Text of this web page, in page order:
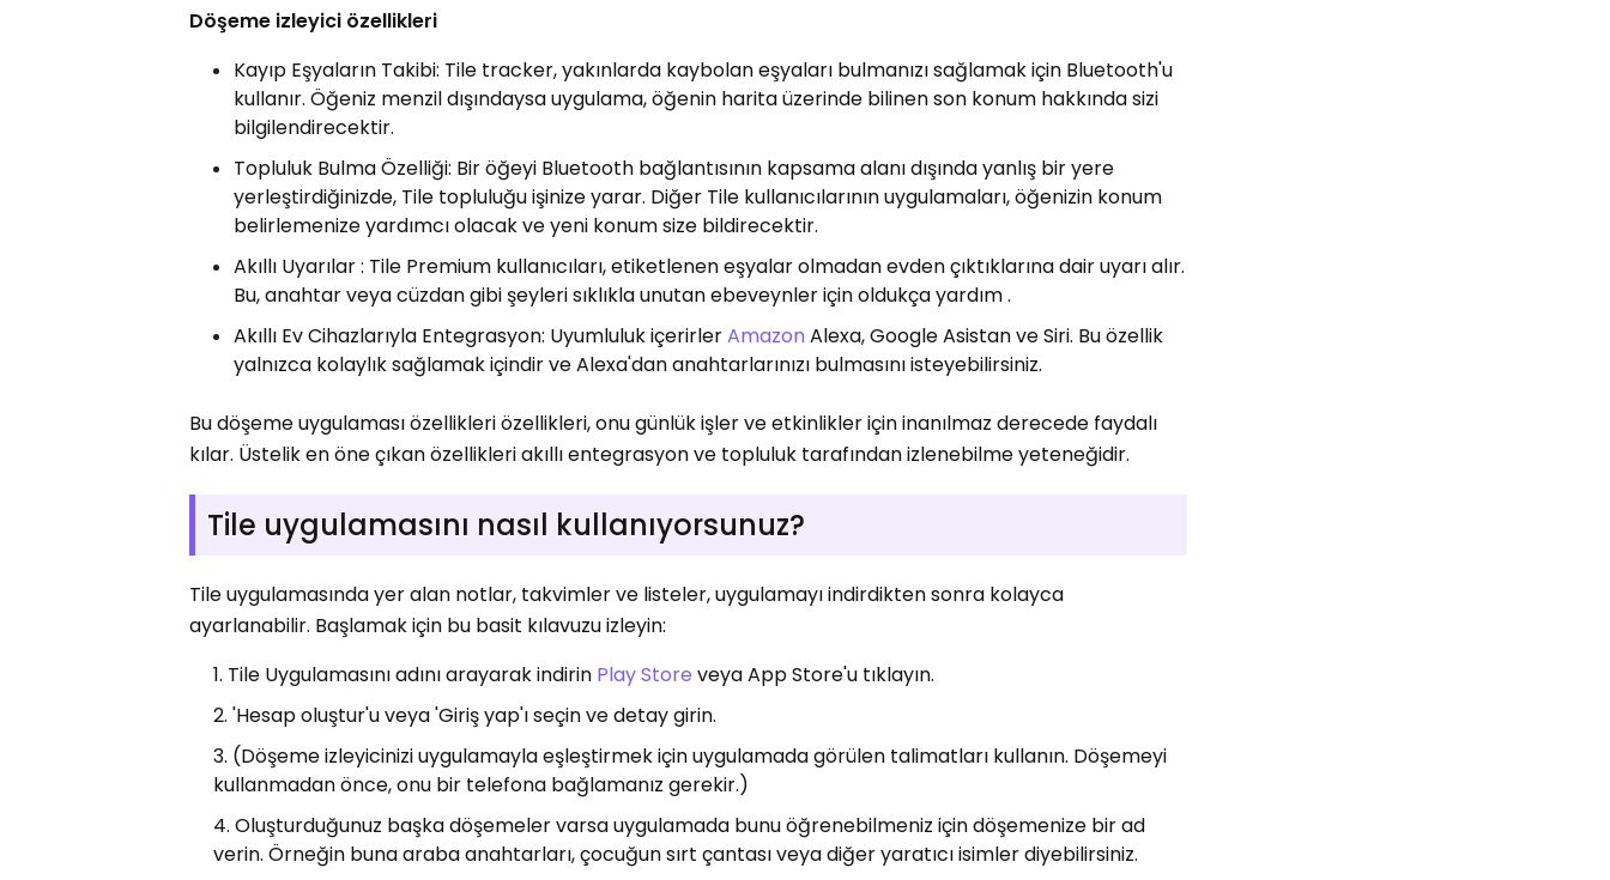
Döşeme izleyici özellikleri
Kayıp Eşyaların Takibi: Tile tracker, yakınlarda kaybolan eşyaları bulmanızı sağlamak için Bluetooth'u
kullanır. Öğeniz menzil dışındaysa uygulama, öğenin harita üzerinde bilinen son konum hakkında sizi
bilgilendirecektir.
Topluluk Bulma Özelliği: Bir öğeyi Bluetooth bağlantısının kapsama alanı dışında yanlış bir yere
yerleştirdiğinizde, Tile topluluğu işinize yarar. Diğer Tile kullanıcılarının uygulamaları, öğenizin konum
belirlemenize yardımcı olacak ve yeni konum size bildirecektir.
Akıllı Uyarılar : Tile Premium kullanıcıları, etiketlenen eşyalar olmadan evden çıktıklarına dair uyarı alır.
Bu, anahtar veya cüzdan gibi şeyleri sıklıkla unutan ebeveynler için oldukça yardım .
Akıllı Ev Cihazlarıyla Entegrasyon: Uyumluluk içerirlerAmazon Alexa, Google Asistan ve Siri. Bu özellik
yalnızca kolaylık sağlamak içindir ve Alexa'dan anahtarlarınızı bulmasını isteyebilirsiniz.
Bu döşeme uygulaması özellikleri özellikleri, onu günlük işler ve etkinlikler için inanılmaz derecede faydalı
kılar. Üstelik en öne çıkan özellikleri akıllı entegrasyon ve topluluk tarafından izlenebilme yeteneğidir.
Tile uygulamasını nasıl kullanıyorsunuz?
Tile uygulamasında yer alan notlar, takvimler ve listeler, uygulamayı indirdikten sonra kolayca
ayarlanabilir. Başlamak için bu basit kılavuzu izleyin:
Tile Uygulamasını adını arayarak indirin Play Store veya App Store'u tıklayın.
'Hesap oluştur'u veya 'Giriş yap'ı seçin ve detay girin.
(Döşeme izleyicinizi uygulamayla eşleştirmek için uygulamada görülen talimatları kullanın. Döşemeyi
kullanmadan önce, onu bir telefona bağlamanız gerekir.)
Oluşturduğunuz başka döşemeler varsa uygulamada bunu öğrenebilmeniz için döşemenize bir ad
verin. Örneğin buna araba anahtarları, çocuğun sırt çantası veya diğer yaratıcı isimler diyebilirsiniz.